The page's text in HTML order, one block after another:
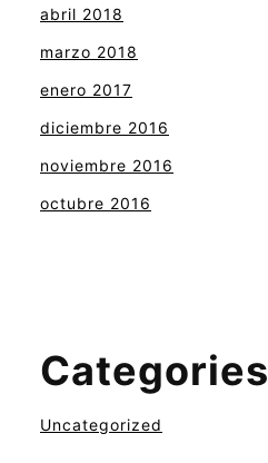
abril 2018
marzo 2018
enero 2017
diciembre 2016
noviembre 2016
octubre 2016
Categories
Uncategorized